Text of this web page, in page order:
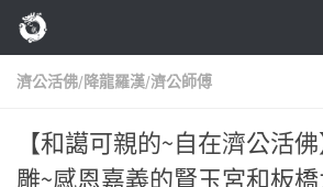
Skip to content
濟公活佛/降龍羅漢/濟公師傅
【和譪可親的~自在濟公活
雕~感恩嘉義的賢玉宮和板